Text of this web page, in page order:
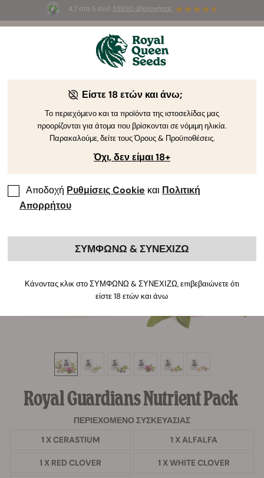
4.7 στα 5 από 58690 αξιολογήσεις
3 σπόρους White Widow AutoΔΩΡΕΑΝ για τους
Royal Guardians Nutrient Pack
ΠΕΡΙΕΧΌΜΕΝΟ ΣΥΣΚΕΥΑΣΊΑΣ
1 X CERASTIUM
1 X ALFALFA
1 X RED CLOVER 1 X WHITE CLOVER
Είστε 18 ετών και άνω;
Το περιεχόμενο και τα προϊόντα της ιστοσελίδας μας
προορίζονται για άτομα που βρίσκονται σε νόμιμη ηλικία.
Παρακαλούμε, δείτε τους Όρους & Προϋποθέσεις.
Όχι, δεν είμαι 18+
Αποδοχή Ρυθμίσεις Cookie και Πολιτική
Απορρήτου
ΣΥΜΦΩΝΩ & ΣΥΝΕΧΙΖΩ
Κάνοντας κλικ στο ΣΥΜΦΩΝΩ & ΣΥΝΕΧΙΖΩ, επιβεβαιώνετε ότι
είστε 18 ετών και άνω